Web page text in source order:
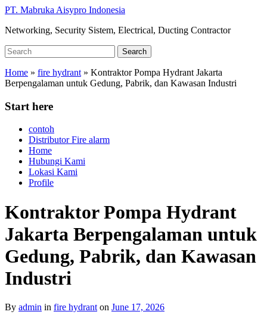
Skip
main
PT. Mabruka Aisypro Indonesia
Networking, Security Sistem, Electrical, Ducting Contractor
Search
for:
Search
Home » fire hydrant » Kontraktor Pompa Hydrant Jakarta
Berpengalaman untuk Gedung, Pabrik, dan Kawasan Industri
Start here
contoh
Distributor Fire alarm
Home
Hubungi Kami
Lokasi Kami
Profile
Kontraktor Pompa Hydrant
Jakarta Berpengalaman untuk
Gedung, Pabrik, dan Kawasan
Industri
By admin in fire hydrant on June 17, 2026